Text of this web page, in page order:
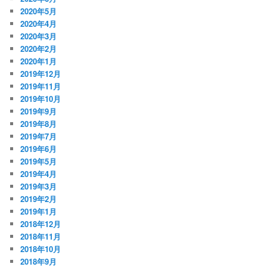
2020年5月
2020年4月
2020年3月
2020年2月
2020年1月
2019年12月
2019年11月
2019年10月
2019年9月
2019年8月
2019年7月
2019年6月
2019年5月
2019年4月
2019年3月
2019年2月
2019年1月
2018年12月
2018年11月
2018年10月
2018年9月